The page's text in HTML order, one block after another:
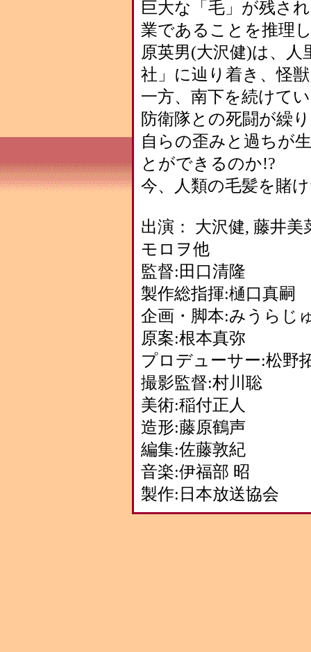
巨大な「毛」が残さ
業であることを推理
原英男(大沢健)は、
社」に辿り着き、怪
一方、南下を続けて
防衛隊との死闘が繰
自らの歪みと過ちが
とができるのか!?
今、人類の毛髪を賭
出演： 大沢健, 藤井
モロヲ他
監督:田口清隆
製作総指揮:樋口真嗣
企画・脚本:みうらじ
原案:根本真弥
プロデューサー:松野
撮影監督:村川聡
美術:稲付正人
造形:藤原鶴声
編集:佐藤敦紀
音楽:伊福部 昭
製作:日本放送協会